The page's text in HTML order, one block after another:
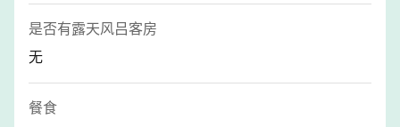
是否有露天风吕客房
无
餐食